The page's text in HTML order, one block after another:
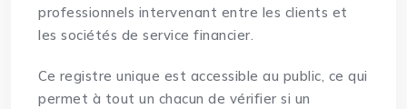
professionnels intervenant entre les clients et
les sociétés de service financier.
Ce registre unique est accessible au public, ce qui
permet à tout un chacun de vérifier si un